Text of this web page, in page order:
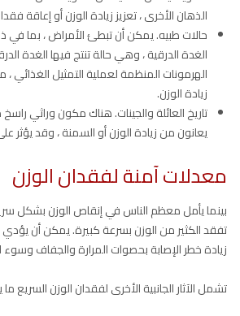
الذهان الأخرى ، تعزيز زيادة الوزن أو إعاقة
حالات طبيه. يمكن أن تبطئ الأمراض ، بما في
الغدة الدرقية ، وهي حالة تنتج فيها الغدة
الهرمونات المنظمة لعملية التمثيل الغذائي
زيادة الوزن.
تاريخ العائلة والجينات. هناك مكون وراثي
يعانون من زيادة الوزن أو السمنة ، وقد يؤثر
معدلات آمنة لفقدان الوزن
بينما يأمل معظم الناس في إنقاص الوزن بشكل
تفقد الكثير من الوزن بسرعة كبيرة. يمكن أن يؤدي
زيادة خطر الإصابة بحصوات المرارة والجفاف وسوء
تشمل الآثار الجانبية الأخرى لفقدان الوزن السريع ما